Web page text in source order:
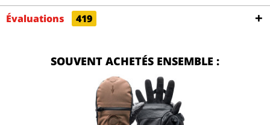
Évaluations
419
SOUVENT ACHETÉS ENSEMBLE :